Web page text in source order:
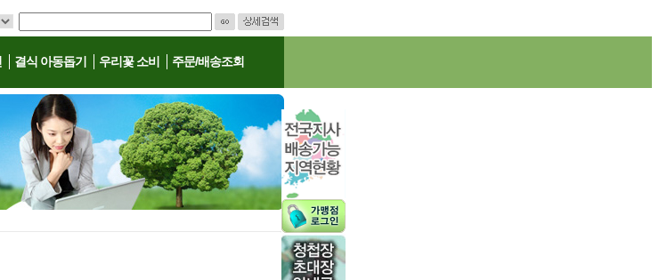
결식 아동돕기 우리꽃 소비 주문/배송조회